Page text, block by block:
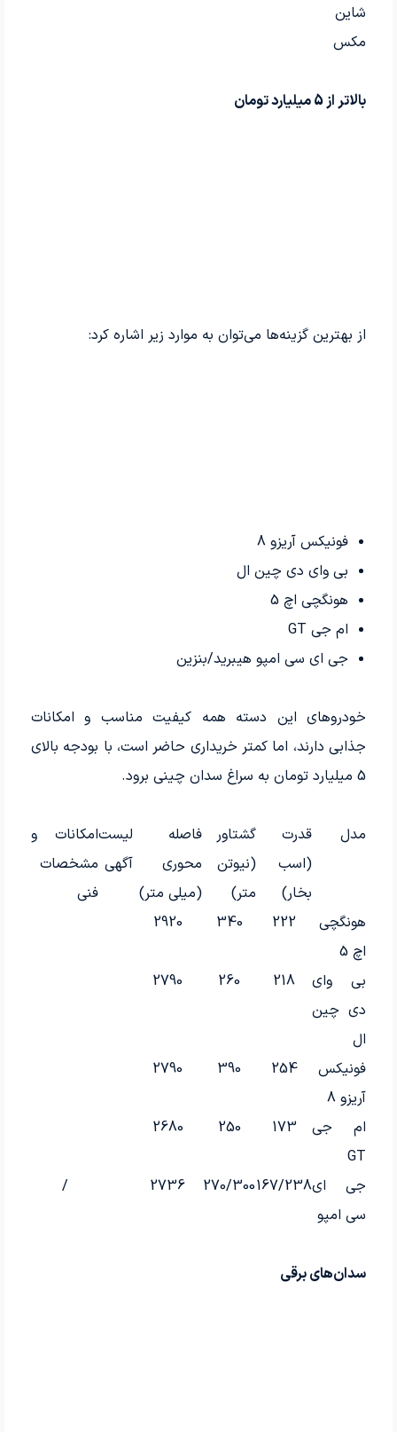
شاین
مکس
بالاتر از 5 میلیارد تومان
از بهترین گزینه‌ها می‌توان به موارد زیر اشاره کرد:
فونیکس آریزو 8
بی وای دی چین ال
هونگچی اچ 5
ام جی GT
جی ای سی امپو هیبرید/بنزین
خودروهای این دسته همه کیفیت مناسب و امکانات
جذابی دارند، اما کمتر خریداری حاضر است، با بودجه بالای
5 میلیارد تومان به سراغ سدان چینی برود.
مدل
قدرت
(اسب
بخار)
گشتاور
(نیوتن
متر)
فاصله
محوری
(میلی متر)
لیست
آگهی
امکانات و
مشخصات
فنی
هونگچی
اچ 5
222
340
2920
بی وای
دی چین
ال
218
260
2790
فونیکس
آریزو 8
254
390
2790
ام جی
GT
173
250
2680
جی ای
سی امپو
167/238
270/300
2736
/
سدان‌های برقی